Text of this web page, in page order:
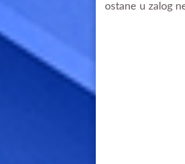
ostane u zalog